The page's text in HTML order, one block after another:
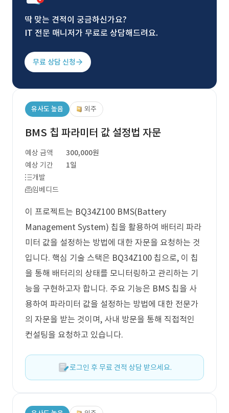
딱 맞는 견적이 궁금하신가요?
IT 전문 매니저가 무료로 상담해드려요.
무료 상담 신청
유사도 높음 외주
BMS 칩 파라미터 값 설정법 자문
예상 금액
300,000원
예상 기간
1일
개발
임베디드
이 프로젝트는 BQ34Z100 BMS(Battery
Management System) 칩을 활용하여 배터리 파라
미터 값을 설정하는 방법에 대한 자문을 요청하는 것
입니다. 핵심 기술 스택은 BQ34Z100 칩으로, 이 칩
을 통해 배터리의 상태를 모니터링하고 관리하는 기
능을 구현하고자 합니다. 주요 기능은 BMS 칩을 사
용하여 파라미터 값을 설정하는 방법에 대한 전문가
의 자문을 받는 것이며, 사내 방문을 통해 직접적인
컨설팅을 요청하고 있습니다.
로그인 후 무료 견적 상담 받으세요.